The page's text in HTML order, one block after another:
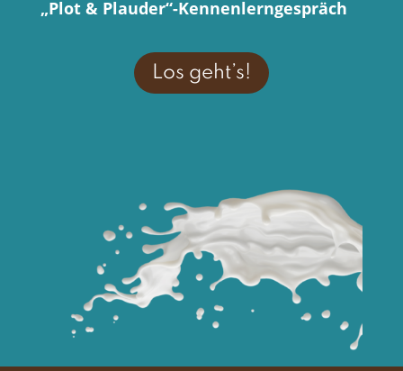
„Plot & Plauder“-Kennenlerngespräch
Los geht’s!